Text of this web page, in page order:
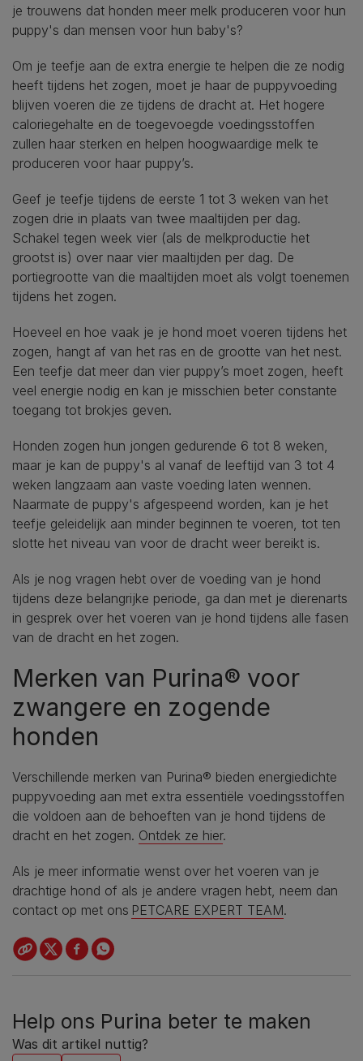
je trouwens dat honden meer melk produceren voor hun
puppy's dan mensen voor hun baby's?
Om je teefje aan de extra energie te helpen die ze nodig
heeft tijdens het zogen, moet je haar de puppyvoeding
blijven voeren die ze tijdens de dracht at. Het hogere
caloriegehalte en de toegevoegde voedingsstoffen
zullen haar sterken en helpen hoogwaardige melk te
produceren voor haar puppy’s.
Geef je teefje tijdens de eerste 1 tot 3 weken van het
zogen drie in plaats van twee maaltijden per dag.
Schakel tegen week vier (als de melkproductie het
grootst is) over naar vier maaltijden per dag. De
portiegrootte van die maaltijden moet als volgt toenemen
tijdens het zogen.
Hoeveel en hoe vaak je je hond moet voeren tijdens het
zogen, hangt af van het ras en de grootte van het nest.
Een teefje dat meer dan vier puppy’s moet zogen, heeft
veel energie nodig en kan je misschien beter constante
toegang tot brokjes geven.
Honden zogen hun jongen gedurende 6 tot 8 weken,
maar je kan de puppy's al vanaf de leeftijd van 3 tot 4
weken langzaam aan vaste voeding laten wennen.
Naarmate de puppy's afgespeend worden, kan je het
teefje geleidelijk aan minder beginnen te voeren, tot ten
slotte het niveau van voor de dracht weer bereikt is.
Als je nog vragen hebt over de voeding van je hond
tijdens deze belangrijke periode, ga dan met je dierenarts
in gesprek over het voeren van je hond tijdens alle fasen
van de dracht en het zogen.
Merken van Purina® voor
zwangere en zogende
honden
Verschillende merken van Purina® bieden energiedichte
puppyvoeding aan met extra essentiële voedingsstoffen
die voldoen aan de behoeften van je hond tijdens de
dracht en het zogen. Ontdek ze hier.
Als je meer informatie wenst over het voeren van je
drachtige hond of als je andere vragen hebt, neem dan
contact op met ons PETCARE EXPERT TEAM.
Help ons Purina beter te maken
Was dit artikel nuttig?